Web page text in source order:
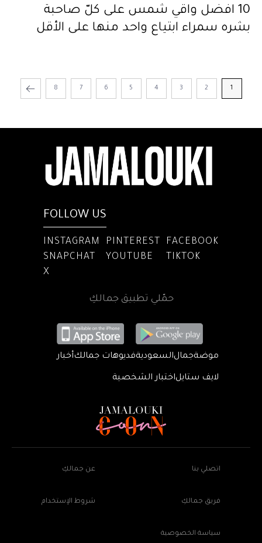
10 افضل واقي شمس على كلّ صاحبة
بشره سمراء ابتياع واحد منها على الأقل
1
2
3
4
5
6
7
8
FOLLOW US
INSTAGRAM PINTEREST
FACEBOOK
SNAPCHAT
YOUTUBE
TIKTOK
X
حمّلي تطبيق جمالكِ
موضةجمالالسعوديةفديوهات جمالكأخبار
لايف ستايلاختبار الشخصية
اتصلي بنا عن جمالكِ
فريق جمالكِ شروط الإستخدام
سياسة الخصوصية